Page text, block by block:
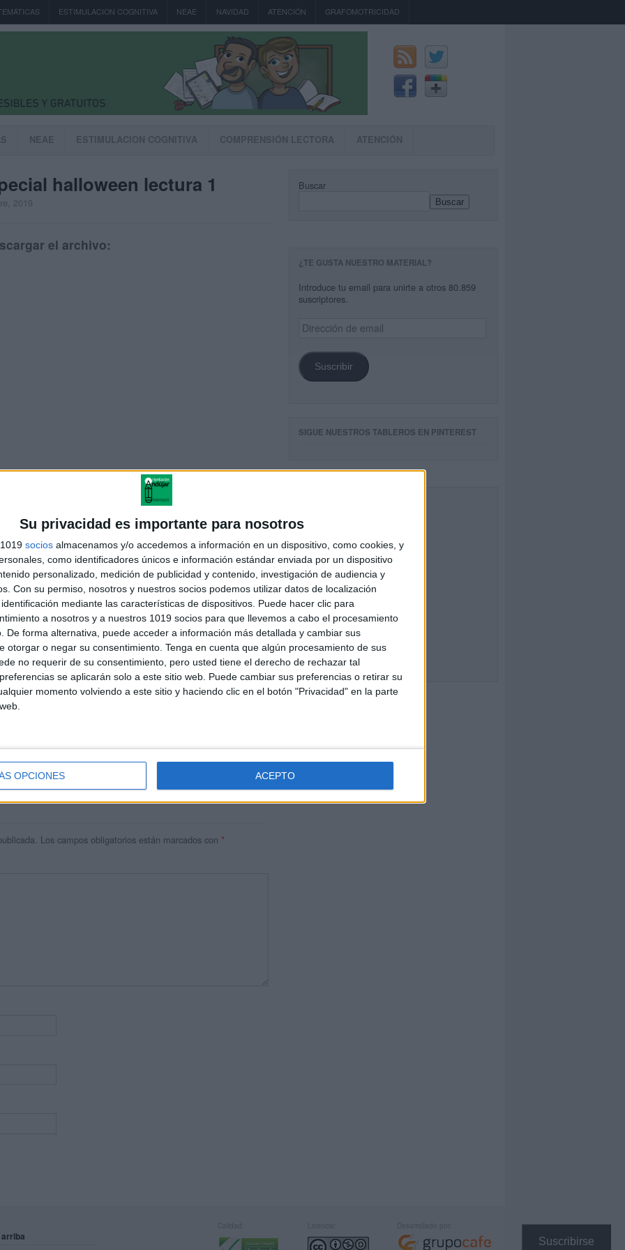
Su privacidad es importante para nosotros
socios almacenamos y/o accedemos a información en un dispositivo, como cookies, y
como identificadores únicos e información estándar enviada por un dispositivo
personalizado, medición de publicidad y contenido, investigación de audiencia y
Con su permiso, nosotros y nuestros socios podemos utilizar datos de localización
mediante las características de dispositivos. Puede hacer clic para
a nosotros y a nuestros 1019 socios para que llevemos a cabo el procesamiento
De forma alternativa, puede acceder a información más detallada y cambiar sus
otorgar o negar su consentimiento. Tenga en cuenta que algún procesamiento de sus
no requerir de su consentimiento, pero usted tiene el derecho de rechazar tal
se aplicarán solo a este sitio web. Puede cambiar sus preferencias o retirar su
momento volviendo a este sitio y haciendo clic en el botón "Privacidad" en la parte
OPCIONES ACEPTO
Suscribirse
ESTIMULACION COGNITIVA NEAE NAVIDAD ATENCIÓN GRAFOMOTRICIDAD
NEAE ESTIMULACION COGNITIVA COMPRENSIÓN LECTORA ATENCIÓN
halloween lectura 1
2019
el archivo:
un blog, es la apuesta personal de dos profesores Ginés y
son los encargados de los contenidos que encontramos
la mayor parte del tiempo, que sus tareas como docentes, y
les permite.
Los campos obligatorios están marcados con *
Buscar
Buscar
¿TE GUSTA NUESTRO MATERIAL?
Introduce tu email para unirte a otros 80.859
suscriptores.
Dirección
de
Suscribir
SIGUE NUESTROS TABLEROS EN PINTEREST